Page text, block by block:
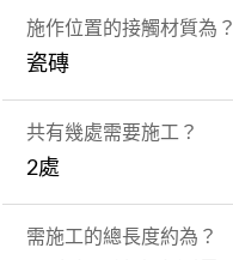
施作位置的接觸材質為？
瓷磚
共有幾處需要施工？
2處
需施工的總長度約為？